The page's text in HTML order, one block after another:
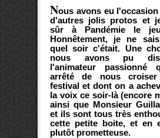
Nous avons eu
d'autres jolis protos et
sûr à Pandémie le
Honnêtement, je ne
quel soir c'était. Une
nous avons pu
l'animateur
arrêté de nous
festival et dont on a
la voix ce soir-là (encore
ainsi que Monsieur
et ils sont tous très
cette petite boite, et en
plutôt prometteuse.